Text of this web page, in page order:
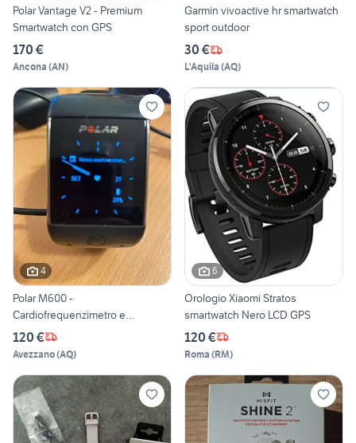
Polar Vantage V2 - Premium
Smartwatch con GPS
170 €
Ancona (AN)
Garmin vivoactive hr smartwatch
sport outdoor
30 €
L'Aquila (AQ)
4
Polar M600 -
Cardiofrequenzimetro e
Smartwatch
120 €
Avezzano(AQ)
6
Orologio Xiaomi Stratos
smartwatch Nero LCD GPS
120 €
Roma (RM)